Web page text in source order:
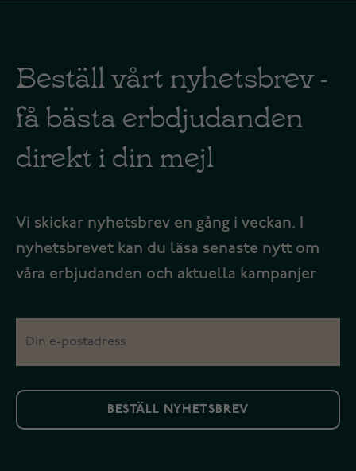
Beställ vårt nyhetsbrev -
få bästa erbdjudanden
direkt i din mejl
Vi skickar nyhetsbrev en gång i veckan. I
nyhetsbrevet kan du läsa senaste nytt om
våra erbjudanden och aktuella kampanjer
BESTÄLL NYHETSBREV